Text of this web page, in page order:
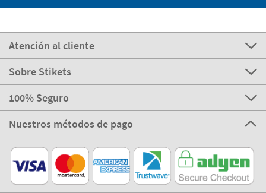
Atención al cliente
Sobre Stikets
100% Seguro
Nuestros métodos de pago